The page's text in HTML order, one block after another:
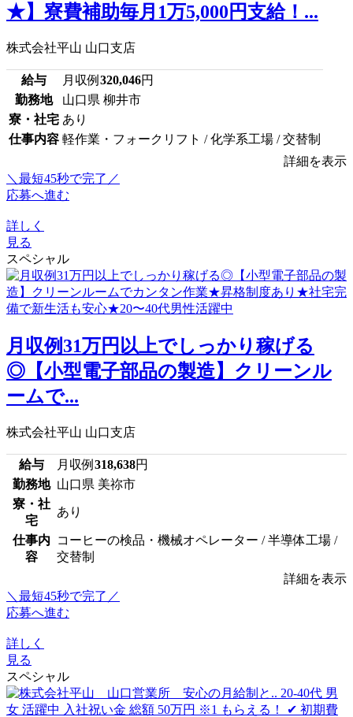
★】寮費補助毎月1万5,000円支給！...
株式会社平山 山口支店
給与 月収例 320,046円
勤務地
山口県 柳井市
寮・社宅 あり
仕事内容 軽作業・フォークリフト / 化学系工場 / 交替制
詳細を表示
＼最短45秒で完了／
応募へ進む
詳しく
見る
スペシャル
月収例31万円以上でしっかり稼げる
◎【小型電子部品の製造】クリーンル
ームで...
株式会社平山 山口支店
給与 月収例 318,638円
勤務地 山口県 美祢市
寮・社
宅
あり
仕事内
容
コーヒーの検品・機械オペレーター / 半導体工場 /
交替制
詳細を表示
＼最短45秒で完了／
応募へ進む
詳しく
見る
スペシャル